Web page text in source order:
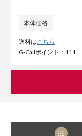
本体価格
送料はこちら
G-Callポイント：111